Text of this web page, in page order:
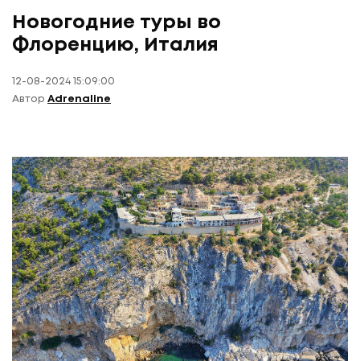
Новогодние туры во
Флоренцию, Италия
12-08-2024 15:09:00
Автор Adrenaline